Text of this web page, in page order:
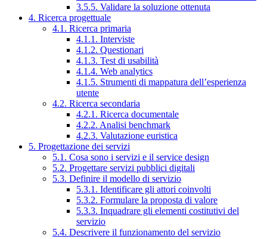
3.5.5. Validare la soluzione ottenuta
4. Ricerca progettuale
4.1. Ricerca primaria
4.1.1. Interviste
4.1.2. Questionari
4.1.3. Test di usabilità
4.1.4. Web analytics
4.1.5. Strumenti di mappatura dell’esperienza
utente
4.2. Ricerca secondaria
4.2.1. Ricerca documentale
4.2.2. Analisi benchmark
4.2.3. Valutazione euristica
5. Progettazione dei servizi
5.1. Cosa sono i servizi e il service design
5.2. Progettare servizi pubblici digitali
5.3. Definire il modello di servizio
5.3.1. Identificare gli attori coinvolti
5.3.2. Formulare la proposta di valore
5.3.3. Inquadrare gli elementi costitutivi del
servizio
5.4. Descrivere il funzionamento del servizio